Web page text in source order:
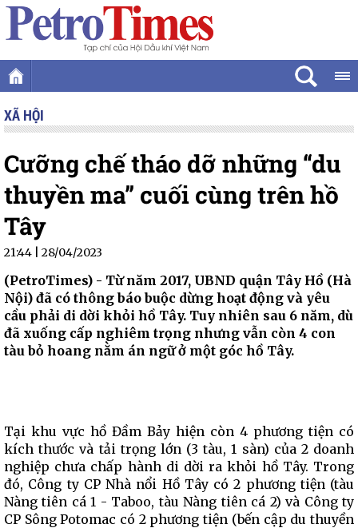
XÃ HỘI
Cưỡng chế tháo dỡ những “du
thuyền ma” cuối cùng trên hồ
Tây
21:44 | 28/04/2023
(PetroTimes) - Từ năm 2017, UBND quận Tây Hồ (Hà
Nội) đã có thông báo buộc dừng hoạt động và yêu
cầu phải di dời khỏi hồ Tây. Tuy nhiên sau 6 năm, dù
đã xuống cấp nghiêm trọng nhưng vẫn còn 4 con
tàu bỏ hoang nằm án ngữ ở một góc hồ Tây.
Tại khu vực hồ Đầm Bảy hiện còn 4 phương tiện có
kích thước và tải trọng lớn (3 tàu, 1 sàn) của 2 doanh
nghiệp chưa chấp hành di dời ra khỏi hồ Tây. Trong
đó, Công ty CP Nhà nổi Hồ Tây có 2 phương tiện (tàu
Nàng tiên cá 1 - Taboo, tàu Nàng tiên cá 2) và Công ty
CP Sông Potomac có 2 phương tiện (bến cập du thuyền